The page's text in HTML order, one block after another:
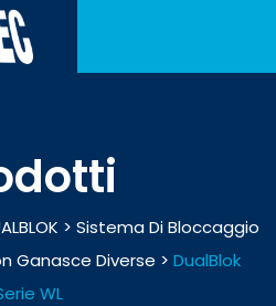
> Sistema Di Bloccaggio
Ganasce Diverse > DualBlok
WL